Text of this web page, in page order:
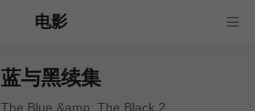
电影
蓝与黑续集
The Blue &amp; The Black 2